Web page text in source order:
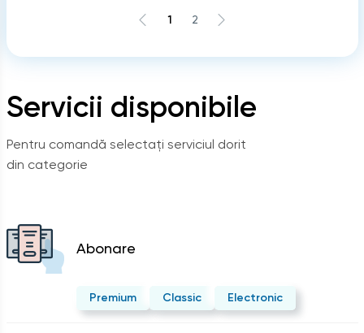
Servicii disponibile
Pentru comandă selectați serviciul dorit
din categorie
Abonare
Premium Classic Electronic
1 2